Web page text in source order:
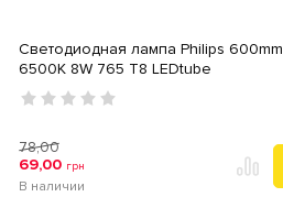
Светодиодная лампа Philips 600mm
6500К 8W 765 T8 LEDtube
78,00
69,00 грн
В наличии